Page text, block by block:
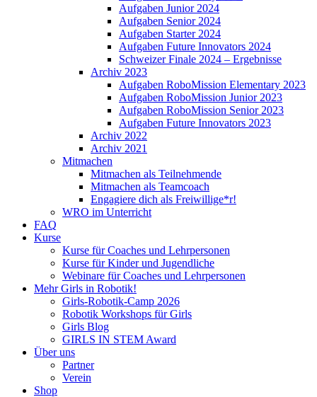
Aufgaben Junior 2024
Aufgaben Senior 2024
Aufgaben Starter 2024
Aufgaben Future Innovators 2024
Schweizer Finale 2024 – Ergebnisse
Archiv 2023
Aufgaben RoboMission Elementary 2023
Aufgaben RoboMission Junior 2023
Aufgaben RoboMission Senior 2023
Aufgaben Future Innovators 2023
Archiv 2022
Archiv 2021
Mitmachen
Mitmachen als Teilnehmende
Mitmachen als Teamcoach
Engagiere dich als Freiwillige*r!
WRO im Unterricht
FAQ
Kurse
Kurse für Coaches und Lehrpersonen
Kurse für Kinder und Jugendliche
Webinare für Coaches und Lehrpersonen
Mehr Girls in Robotik!
Girls-Robotik-Camp 2026
Robotik Workshops für Girls
Girls Blog
GIRLS IN STEM Award
Über uns
Partner
Verein
Shop